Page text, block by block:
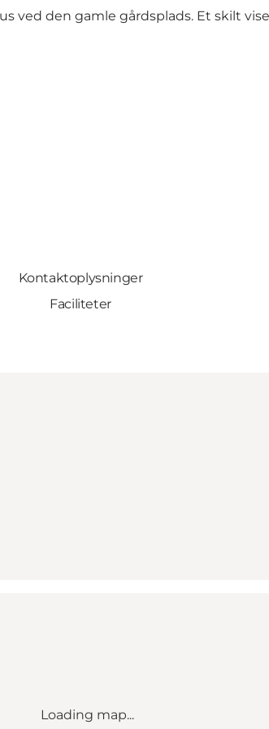
ved den gamle gårdsplads. Et skilt
Kontaktoplysninger
Faciliteter
Loading map...